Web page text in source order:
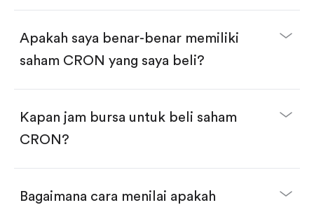
Apakah saya benar-benar memiliki
saham CRON yang saya beli?
Kapan jam bursa untuk beli saham
CRON?
Bagaimana cara menilai apakah